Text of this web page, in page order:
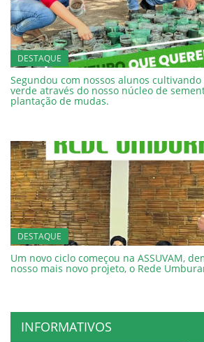
DESTAQUE
Segundou com nossos alunos
verde através do nosso núcleo de
plantação de mudas.
DESTAQUE
Um novo ciclo começou na ASSUVAM,
nosso mais novo projeto, o Rede
INFORMATIVOS